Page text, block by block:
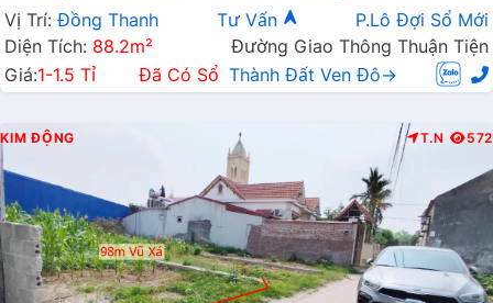
Gần Nhiều Dự Án Giá Đầu Tư
Vị Trí: Đồng Thanh Tư Vấn
P.Lô Đợi Sổ Mới
Diện Tích: 88.2m²
Đường Giao Thông Thuận Tiện
Giá:1-1.5 Tỉ Đã Có Sổ Thành Đất Ven Đô→
KIM ĐỘNG T.N 572